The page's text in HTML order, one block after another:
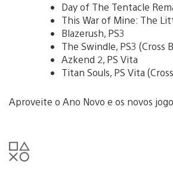
Day of The Tentacle
This War of Mine: The
Blazerush, PS3
The Swindle, PS3 (Cross
Azkend 2, PS Vita
Titan Souls, PS Vita
Aproveite o Ano Novo e os novos